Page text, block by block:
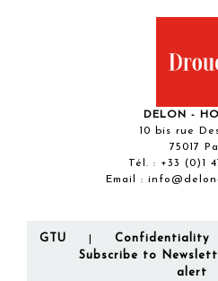
DELON -
10 bis rue
75017
Tél. : +33 (0)1
Email :
GTU Confidentiality
Subscribe to
alert